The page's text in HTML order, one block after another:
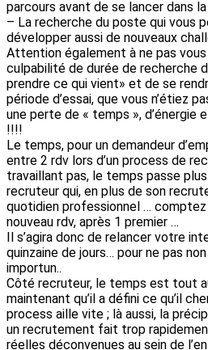
parcours avant de se lancer dans
– La recherche du poste qui vous
développer aussi de nouveaux
Attention également à ne pas
culpabilité de durée de recherche
prendre ce qui vient» et de se
période d’essai, que vous n’étiez
une perte de « temps »,
!!!!
Le temps, pour un demandeur
entre 2 rdv lors d’un process de
travaillant pas, le temps passe
recruteur qui, en plus de son
quotidien professionnel …
nouveau rdv, après 1 premier …
Il s’agira donc de relancer votre
quinzaine de jours… pour ne pas
importun..
Côté recruteur, le temps est tout
maintenant qu’il a défini ce qu’il
process aille vite ; là aussi, la
un recrutement fait trop
réelles déconvenues au sein de